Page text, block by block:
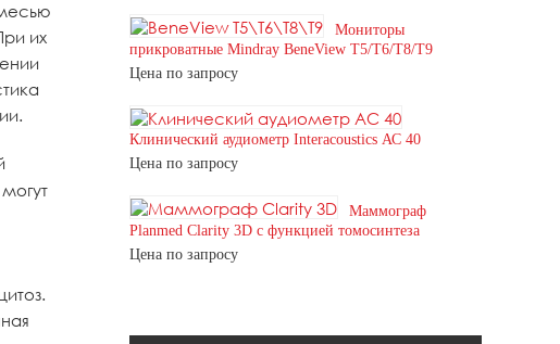
их
Мониторы
прикроватные Mindray BeneView T5/T6/T8/T9
Цена по запросу
Клинический аудиометр Interacoustics АС 40
Цена по запросу
Маммограф
Planmed Clarity 3D с функцией томосинтеза
Цена по запросу